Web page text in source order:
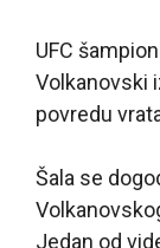
UFC
Volkanovski
povredu
Šala se
Jedan od